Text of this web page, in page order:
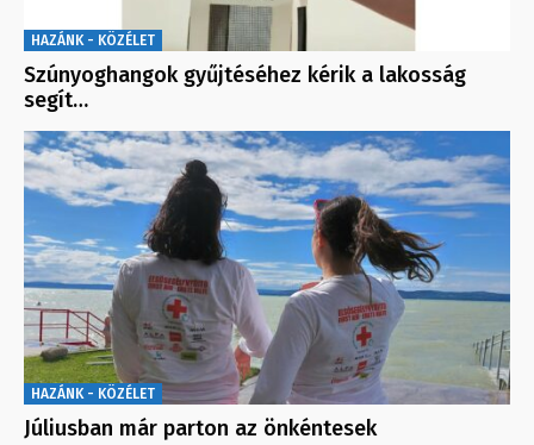
HAZÁNK - KÖZÉLET
Szúnyoghangok gyűjtéséhez kérik a lakosság
segít…
HAZÁNK - KÖZÉLET
Júliusban már parton az önkéntesek